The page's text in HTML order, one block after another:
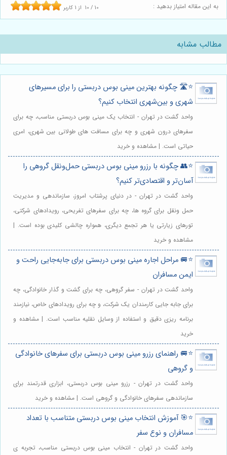
به این مقاله امتیاز بدهید : 10 / 10 از 1 کاربر
مطالب مشابه
⭐️🛣️ چگونه بهترین مینی بوس دربستی را برای مسیرهای
شهری و بین‌شهری انتخاب کنیم؟
واحد گشت در تهران - انتخاب یک مینی بوس دربستی مناسب، چه برای
سفرهای درون شهری و چه برای مسافت های طولانی بین شهری، امری
حیاتی است. | مشاهده و خرید
⭐️👥 چگونه با رزرو مینی بوس دربستی حمل‌ونقل گروهی را
آسان‌تر و اقتصادی‌تر کنیم؟
واحد گشت در تهران - در دنیای پرشتاب امروز، سازماندهی و مدیریت
حمل ونقل برای گروه ها، چه برای سفرهای تفریحی، رویدادهای شرکتی،
تورهای زیارتی یا هر تجمع دیگری، همواره چالشی کلیدی بوده است. |
مشاهده و خرید
⭐️🚐 مراحل اجاره مینی بوس دربستی برای جابه‌جایی راحت و
ایمن مسافران
واحد گشت در تهران - سفر گروهی، چه برای گشت و گذار خانوادگی، چه
برای جابه جایی کارمندان یک شرکت، و چه برای رویدادهای خاص، نیازمند
برنامه ریزی دقیق و استفاده از وسایل نقلیه مناسب است. | مشاهده و
خرید
⭐️🚐 راهنمای رزرو مینی بوس دربستی برای سفرهای خانوادگی
و گروهی
واحد گشت در تهران - رزرو مینی بوس دربستی، ابزاری قدرتمند برای
سازماندهی سفرهای خانوادگی و گروهی است. | مشاهده و خرید
⭐️🎯 آموزش انتخاب مینی بوس دربستی متناسب با تعداد
مسافران و نوع سفر
واحد گشت در تهران - انتخاب مینی بوس دربستی مناسب، تجربه ی